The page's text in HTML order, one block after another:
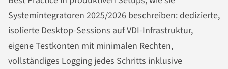
Systemintegratoren 2025/2026 beschreiben: dedizierte,
isolierte Desktop-Sessions auf VDI-Infrastruktur,
eigene Testkonten mit minimalen Rechten,
vollständiges Logging jedes Schritts inklusive